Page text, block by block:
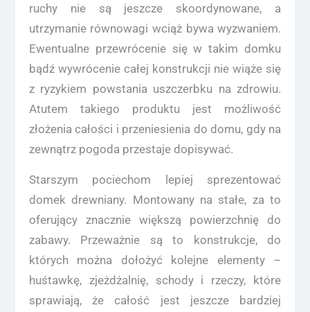
ruchy nie są jeszcze skoordynowane, a
utrzymanie równowagi wciąż bywa wyzwaniem.
Ewentualne przewrócenie się w takim domku
bądź wywrócenie całej konstrukcji nie wiąże się
z ryzykiem powstania uszczerbku na zdrowiu.
Atutem takiego produktu jest możliwość
złożenia całości i przeniesienia do domu, gdy na
zewnątrz pogoda przestaje dopisywać.
Starszym pociechom lepiej sprezentować
domek drewniany. Montowany na stałe, za to
oferujący znacznie większą powierzchnię do
zabawy. Przeważnie są to konstrukcje, do
których można dołożyć kolejne elementy –
huśtawkę, zjeżdżalnię, schody i rzeczy, które
sprawiają, że całość jest jeszcze bardziej